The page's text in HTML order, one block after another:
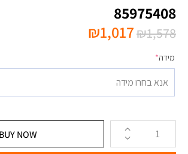
85975408
₪1,578
₪1,017
מידה*
אנא בחרו מידה
BUY NOW